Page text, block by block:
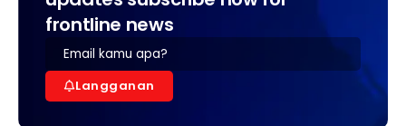
frontline news
Langganan